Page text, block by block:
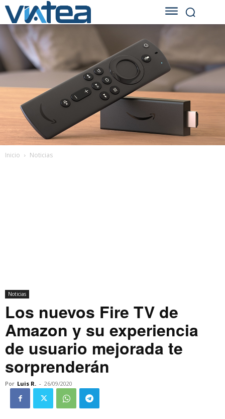
Inicio Noticias
Noticias
Los nuevos Fire TV de
Amazon y su experiencia
de usuario mejorada te
sorprenderán
Por Luis R. - 26/09/2020